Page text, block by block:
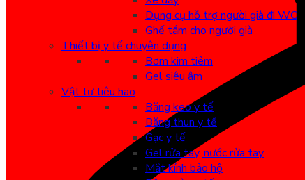
Dụng cụ hỗ trợ người già đi WC
Ghế tắm cho người già
Thiết bị y tế chuyên dụng
Bơm kim tiêm
Gel siêu âm
Vật tư tiêu hao
Băng keo y tế
Băng thun y tế
Gạc y tế
Gel rửa tay, nước rửa tay
Mắt kính bảo hộ